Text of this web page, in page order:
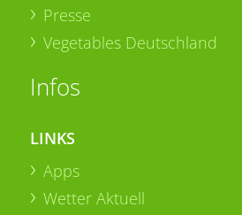
Presse
Vegetables Deutschland
Infos
LINKS
Apps
Wetter Aktuell